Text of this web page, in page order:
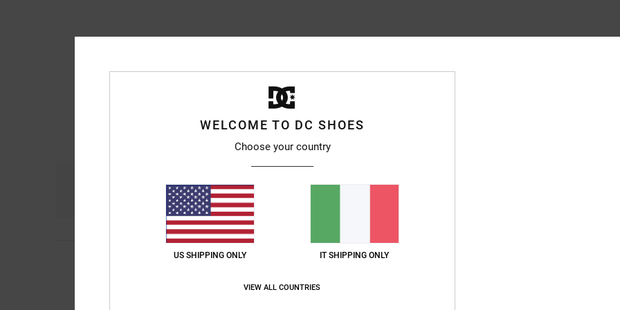
4.9
basato su
4.9
Jaderson 27. gennaio 2026
Mostra originale - English
WELCOME TO DC SHOES
Choose your country
US SHIPPING ONLY IT SHIPPING ONLY
VIEW ALL COUNTRIES